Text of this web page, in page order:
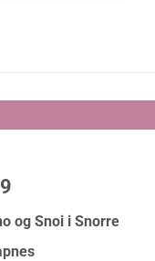
og Snoi i Snorre